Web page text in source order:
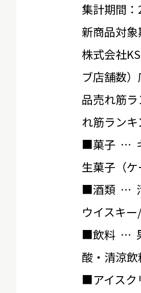
集計期間
新商品対
株式会社
ブ店舗数
品売れ筋
れ筋ランキ
■菓子 …
生菓子（
■酒類 …
ウイスキ
■飲料 … 果
酸・清涼
■アイスク